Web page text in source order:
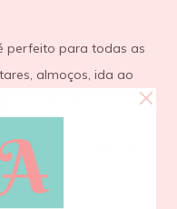
perfeito para todas as
almoços, ida ao
radiante!
fabricação é feito na